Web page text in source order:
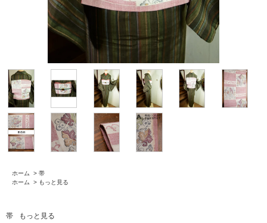
ホーム > 帯
ホーム
> もっと見る
帯 もっと見る